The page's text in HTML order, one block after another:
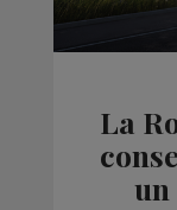
La
un